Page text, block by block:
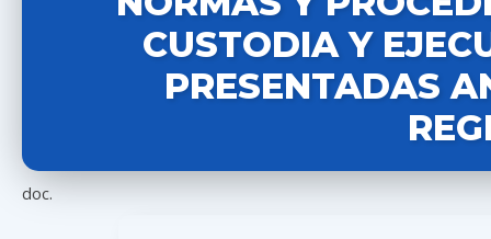
CUSTODIA Y
PRESENTADAS
doc.